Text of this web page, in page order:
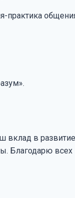
практика
вклад в развитие
Благодарю всех